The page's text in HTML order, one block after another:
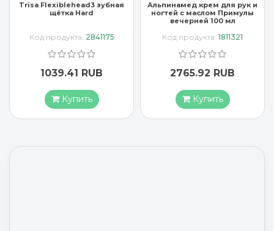
Trisa Flexiblehead3 зубная
щётка Hard
Код продукта: 2841175
1039.41 RUB
Купить
Альпинамед крем для рук и
ногтей с маслом Примулы
вечерней 100 мл
Код продукта: 1811321
2765.92 RUB
Купить